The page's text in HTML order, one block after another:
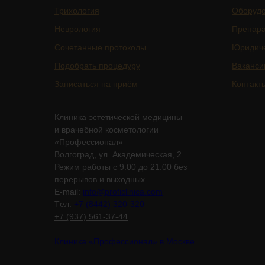
Трихология
Неврология
Сочетанные протоколы
Подобрать процедуру
Записаться на приём
Клиника эстетической медицины
и врачебной косметологии
«Профессионал»
Волгоград, ул. Академическая, 2.
Режим работы с 9:00 до 21:00 без
перерывов и выходных.
E-mail: info@proficlinica.com
Tел. +7 (8442) 320-320
+7 (937) 561-37-44
Клиника «Профессионал» в Москве